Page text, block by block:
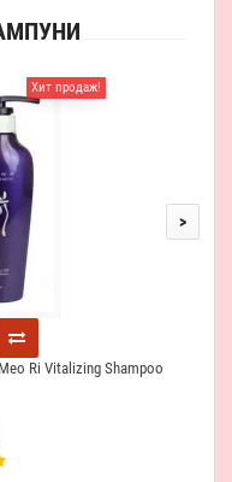
Хит продаж!
Ri Vitalizing Shampoo
>